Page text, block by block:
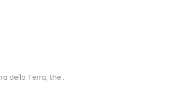
della Terra, the…